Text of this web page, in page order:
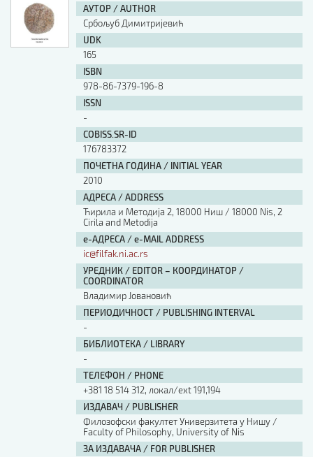
АУТОР / AUTHOR
Србољуб Димитријевић
UDK
165
ISBN
978-86-7379-196-8
ISSN
-
COBISS.SR-ID
176783372
ПОЧЕТНА ГОДИНА / INITIAL YEAR
2010
АДРЕСА / ADDRESS
Ћирила и Методија 2, 18000 Ниш / 18000 Nis, 2
Cirila and Metodija
е-АДРЕСА / e-MAIL ADDRESS
ic@filfak.ni.ac.rs
УРЕДНИК / EDITOR – КООРДИНАТОР /
COORDINATOR
Владимир Јовановић
ПЕРИОДИЧНОСТ / PUBLISHING INTERVAL
-
БИБЛИОТЕКА / LIBRARY
-
ТЕЛЕФОН / PHONE
+381 18 514 312, локал/ext 191,194
ИЗДАВАЧ / PUBLISHER
Филозофски факултет Универзитета у Нишу /
Faculty of Philosophy, University of Nis
ЗА ИЗДАВАЧА / FOR PUBLISHER